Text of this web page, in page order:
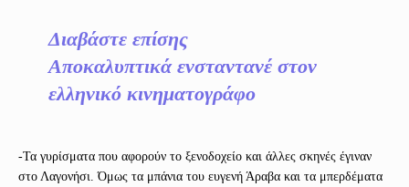
Διαβάστε επίσης
Αποκαλυπτικά ενσταντανέ στον
ελληνικό κινηματογράφο
-Τα γυρίσματα που αφορούν το ξενοδοχείο και άλλες σκηνές έγιναν
στο Λαγονήσι. Όμως τα μπάνια του ευγενή Άραβα και τα μπερδέματα